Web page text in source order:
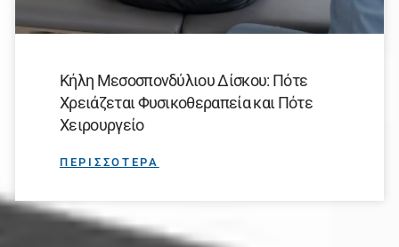
Κήλη Μεσοσπονδύλιου Δίσκου: Πότε
Χρειάζεται Φυσικοθεραπεία και Πότε
Χειρουργείο
ΠΕΡΙΣΣΟΤΕΡΑ